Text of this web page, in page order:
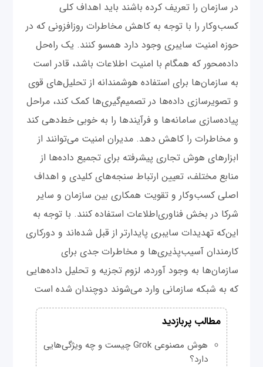
در سازمان را تعریف کرده باشند باید اهداف کلی
کسب‌وکار را با توجه به کاهش مخاطرات روزافزونی که در
حوزه امنیت سایبری وجود دارد همسو کنند. یک راه‌حل
داده‌محور که همگام با امنیت اطلاعات باشد، قادر است
به سازمان‌ها برای استفاده هوشمندانه از تحلیل‌های قوی
و تصویرسازی داده‌ها در تصمیم‌گیری‌ها کمک کند، مراحل
پیاده‌سازی سامانه‌ها و فرآیندها را به خوبی خط‌دهی کند
و مخاطرات را کاهش دهد. مدیران امنیت می‌توانند از
ابزارهای هوش تجاری پیشرفته برای تجمیع داده‌ها از
منابع مختلف، تعیین ارتباط سنجه‌های کلیدی و اهداف
اصلی کسب‌وکار و تقویت همکاری بین سازمان و سایر
شرکا در بخش فناوری‌اطلاعات استفاده کنند. با توجه به
این‌که تهدیدات سایبری پایدارتر از قبل شده‌اند و دورکاری
کارمندان آسیب‌پذیری‌ها و مخاطرات جدی برای
سازمان‌ها به وجود آورده، لزوم تجزیه و تحلیل داده‌هایی
که به شبکه سازمانی وارد می‌شوند دوچندان شده است
مطالب پربازدید
هوش مصنوعی Grok چیست و چه ویژگی‌هایی
دارد؟